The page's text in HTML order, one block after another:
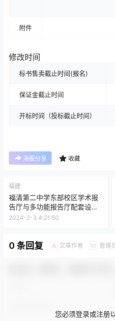
附件
修改时间
标书售卖截止时间(报名)
保证金截止时间
开标时间（投标截止时间）
海报分享 收藏
福建
福清第二中学东部校区学术报
告厅与多功能报告厅配套设施
采购项目公开招标招标公告
2024-2-3 4:21:50
0 条回复 A 文章作者 M 管理
您必须登录或注册